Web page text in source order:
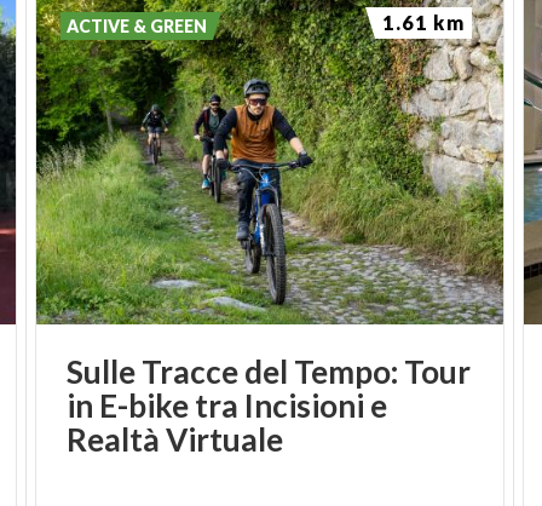
Sulle Tracce del Tempo: Tour
in E-bike tra Incisioni e
Realtà Virtuale
ACTIVE & GREEN 1.61 km